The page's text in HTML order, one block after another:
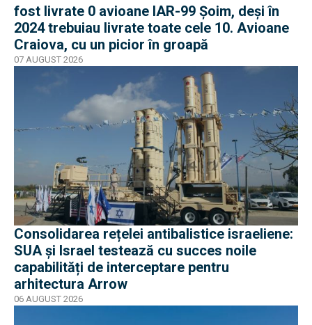
fost livrate 0 avioane IAR-99 Șoim, deși în
2024 trebuiau livrate toate cele 10. Avioane
Craiova, cu un picior în groapă
07 AUGUST 2026
Consolidarea rețelei antibalistice israeliene:
SUA și Israel testează cu succes noile
capabilități de interceptare pentru
arhitectura Arrow
06 AUGUST 2026